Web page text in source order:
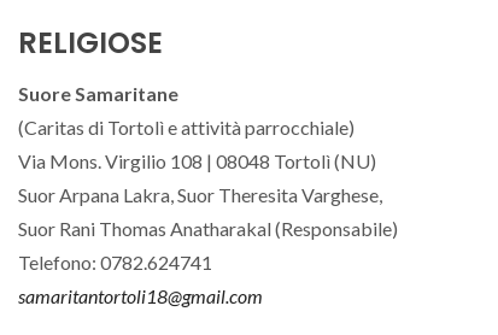
RELIGIOSE
Suore Samaritane
(Caritas di Tortolì e attività parrocchiale)
Via Mons. Virgilio 108 | 08048 Tortolì (NU)
Suor Arpana Lakra, Suor Theresita Varghese,
Suor Rani Thomas Anatharakal (Responsabile)
Telefono: 0782.624741
samaritantortoli18@gmail.com